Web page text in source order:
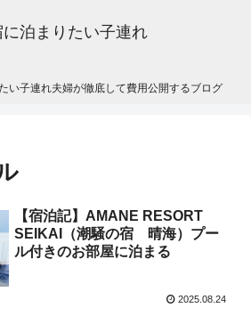
に泊まりたい子連れ
い子連れ夫婦が徹底して費用公開するブログ
【宿泊記】AMANE RESORT
SEIKAI（潮騒の宿 晴海）プー
ル付きのお部屋に泊まる
2025.08.24